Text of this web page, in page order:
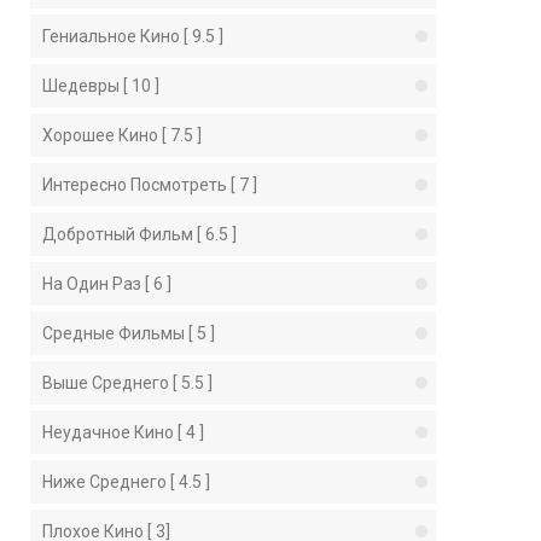
Гениальное Кино [ 9.5 ]
Шедевры [ 10 ]
Хорошее Кино [ 7.5 ]
Интересно Посмотреть [ 7 ]
Добротный Фильм [ 6.5 ]
На Один Раз [ 6 ]
Средные Фильмы [ 5 ]
Выше Среднего [ 5.5 ]
Неудачное Кино [ 4 ]
Ниже Среднего [ 4.5 ]
Плохое Кино [ 3]